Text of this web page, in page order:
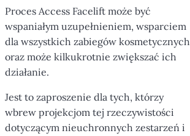
Proces Access Facelift może być
wspaniałym uzupełnieniem, wsparciem
dla wszystkich zabiegów kosmetycznych
oraz może kilkukrotnie zwiększać ich
działanie.
Jest to zaproszenie dla tych, którzy
wbrew projekcjom tej rzeczywistości
dotyczącym nieuchronnych zestarzeń i